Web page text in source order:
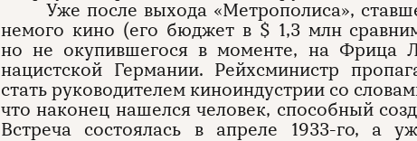
Уже после выхода «Метрополиса»,
немого кино (его бюджет в $ 1,3 млн
но не окупившегося в моменте, на Фрица
нацистской Германии. Рейхсминистр
стать руководителем киноиндустрии со
что наконец нашелся человек, способный
Встреча состоялась в апреле 1933-го,